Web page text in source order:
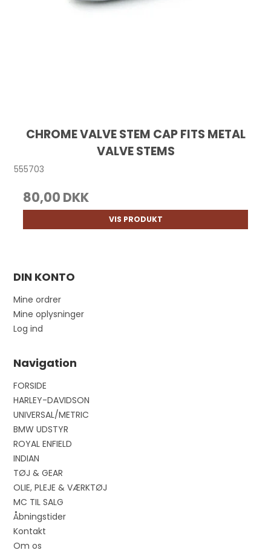
CHROME VALVE STEM CAP FITS METAL
VALVE STEMS
555703
80,00 DKK
VIS PRODUKT
DIN KONTO
Mine ordrer
Mine oplysninger
Log ind
Navigation
FORSIDE
HARLEY-DAVIDSON
UNIVERSAL/METRIC
BMW UDSTYR
ROYAL ENFIELD
INDIAN
TØJ & GEAR
OLIE, PLEJE & VÆRKTØJ
MC TIL SALG
Åbningstider
Kontakt
Om os